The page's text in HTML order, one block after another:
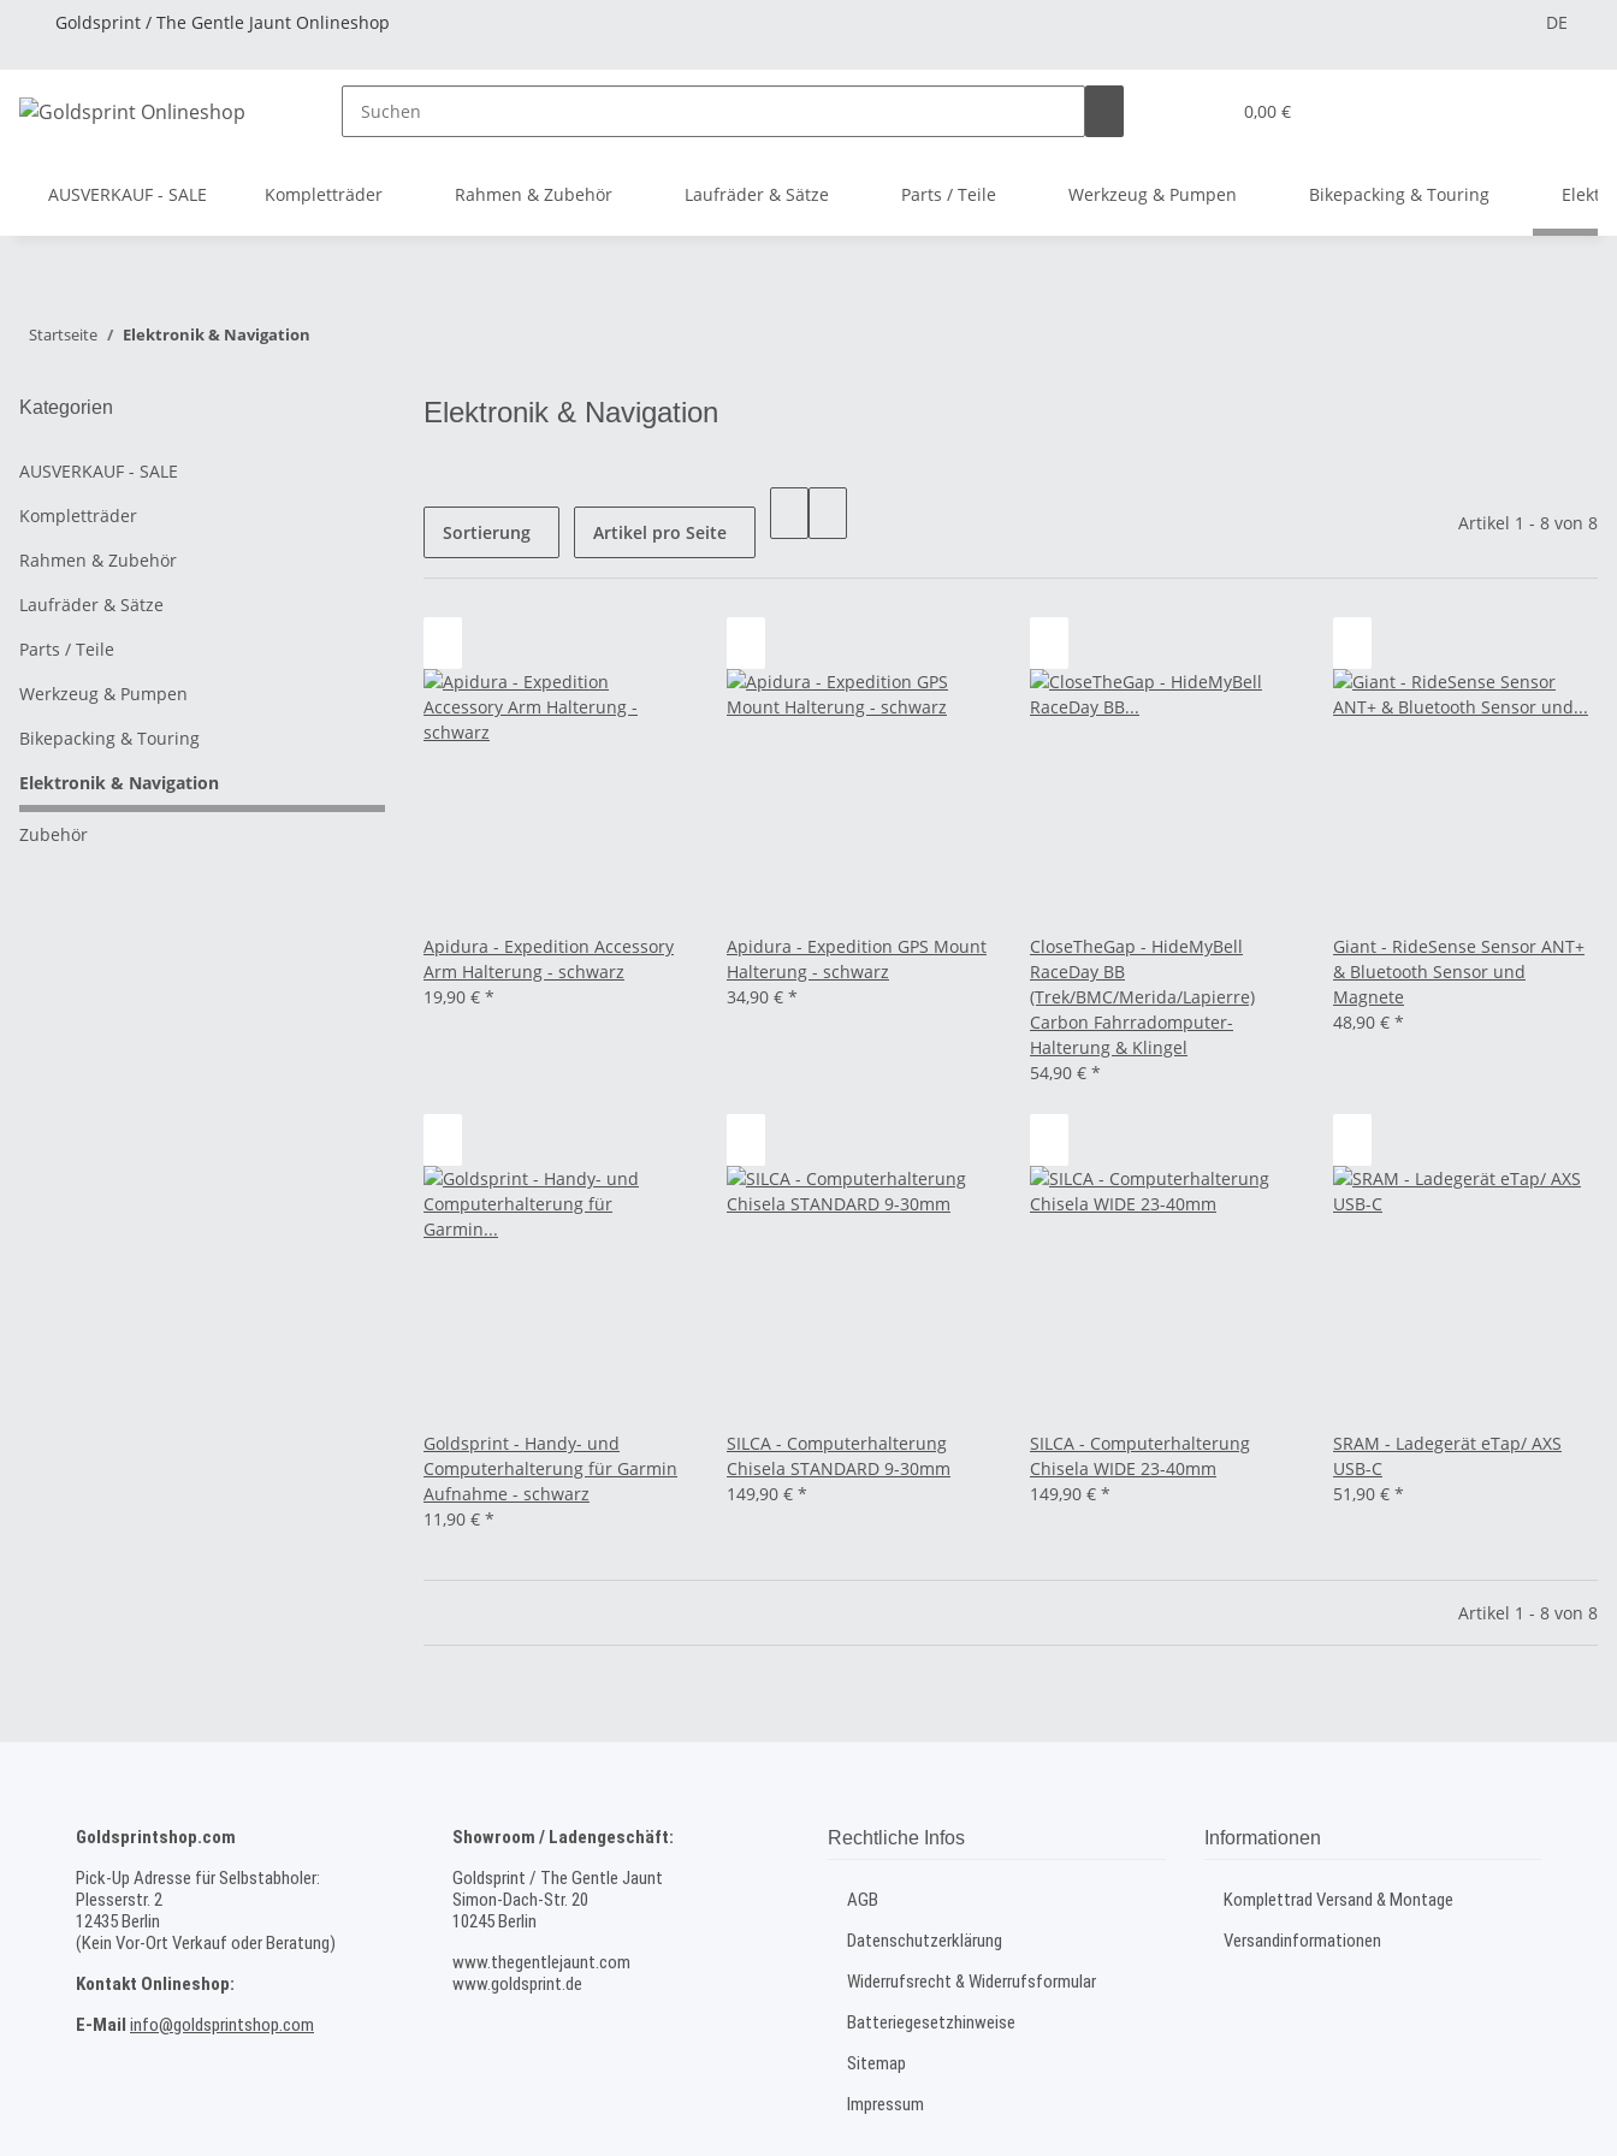
DE
Goldsprint / The Gentle Jaunt Onlineshop
0,00 €
AUSVERKAUF - SALE Kompletträder Rahmen & Zubehör Laufräder & Sätze Parts / Teile Werkzeug & Pumpen Bikepacking & Touring
Startseite Elektronik & Navigation
Elektronik & Navigation
Sortierung Artikel pro Seite Artikel 1 - 8 von 8
Apidura - Expedition Accessory
Arm Halterung - schwarz
19,90 € *
Apidura - Expedition GPS Mount
Halterung - schwarz
34,90 € *
CloseTheGap - HideMyBell
RaceDay BB
(Trek/BMC/Merida/Lapierre)
Carbon Fahrradomputer-
Halterung & Klingel
54,90 € *
Giant - RideSense Sensor ANT+
& Bluetooth Sensor und
Magnete
48,90 € *
Goldsprint - Handy- und
Computerhalterung für Garmin
Aufnahme - schwarz
11,90 € *
SILCA - Computerhalterung
Chisela STANDARD 9-30mm
149,90 € *
SILCA - Computerhalterung
Chisela WIDE 23-40mm
149,90 € *
SRAM - Ladegerät eTap/ AXS
USB-C
51,90 € *
Artikel 1 - 8 von 8
Kategorien
AUSVERKAUF - SALE
Kompletträder
Rahmen & Zubehör
Laufräder & Sätze
Parts / Teile
Werkzeug & Pumpen
Bikepacking & Touring
Elektronik & Navigation
Zubehör
Goldsprintshop.com
Pick-Up Adresse für Selbstabholer:
Plesserstr. 2
12435 Berlin
(Kein Vor-Ort Verkauf oder Beratung)
Kontakt Onlineshop:
E-Mail info@goldsprintshop.com
Showroom / Ladengeschäft:
Goldsprint / The Gentle Jaunt
Simon-Dach-Str. 20
10245 Berlin
www.thegentlejaunt.com
www.goldsprint.de
Rechtliche Infos
AGB
Datenschutzerklärung
Widerrufsrecht & Widerrufsformular
Batteriegesetzhinweise
Sitemap
Impressum
Informationen
Komplettrad Versand & Montage
Versandinformationen